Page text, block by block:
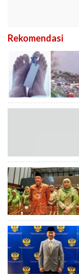
Rekomendasi